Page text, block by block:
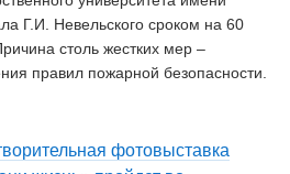
Г.И. Невельского сроком на 60
столь жестких мер –
правил пожарной безопасности.
фотовыставка